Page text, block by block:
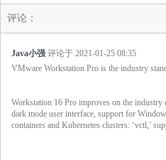
评论：
Java小强 评论于 2021-01-25 08:35
VMware Workstation Pro is the industry
Workstation 16 Pro improves on the
dark mode user interface, support for
containers and Kubernetes clusters: ‘vctl,’